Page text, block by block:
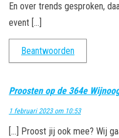
En over trends gesproken,
event […]
Beantwoorden
Proosten op de 364e
1 februari 2023 om 10:53
[…] Proost jij ook mee? Wij